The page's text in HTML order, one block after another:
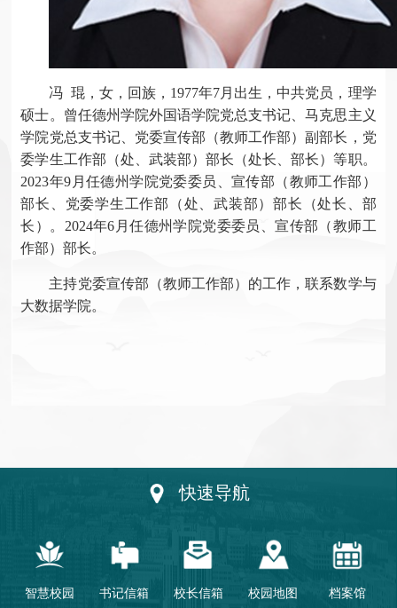
冯 琨，女，回族，1977年7月出生，中共党员，理学
硕士。曾任德州学院外国语学院党总支书记、马克思主义
学院党总支书记、党委宣传部（教师工作部）副部长，党
委学生工作部（处、武装部）部长（处长、部长）等职。
2023年9月任德州学院党委委员、宣传部（教师工作部）
部长、党委学生工作部（处、武装部）部长（处长、部
长）。2024年6月任德州学院党委委员、宣传部（教师工
作部）部长。
主持党委宣传部（教师工作部）的工作，联系数学与
大数据学院。
快速导航
智慧校园 书记信箱 校长信箱 校园地图 档案馆